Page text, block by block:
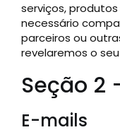
serviços,
necessário
parceiros ou
revelaremos o
Seção 2
E-mails